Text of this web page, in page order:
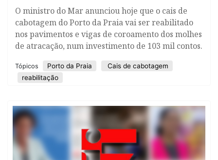
O ministro do Mar anunciou hoje que o cais de
cabotagem do Porto da Praia vai ser reabilitado
nos pavimentos e vigas de coroamento dos molhes
de atracação, num investimento de 103 mil contos.
Tópicos Porto da Praia
Cais de cabotagem
reabilitação